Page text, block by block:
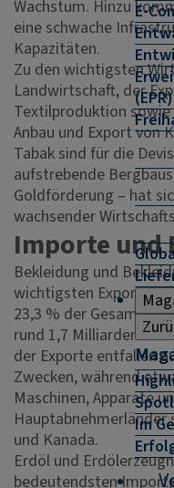
E-
Im
Wachstum. Hinzu
eine schwache
Kapazitäten.
Zu den wichtigsten
Landwirtschaft, der
Textilproduktion
Anbau und Export von
Tabak sind für die
aufstrebende
Goldförderung – hat
wachsender
Importe und
Bekleidung und
wichtigsten
23,3 % der
rund 1,7 Milliarden
der Exporte entfallen
Zwecken, während
Maschinen, Apparate
Hauptabnehmerländer
und Kanada.
Erdöl und
bedeutendsten